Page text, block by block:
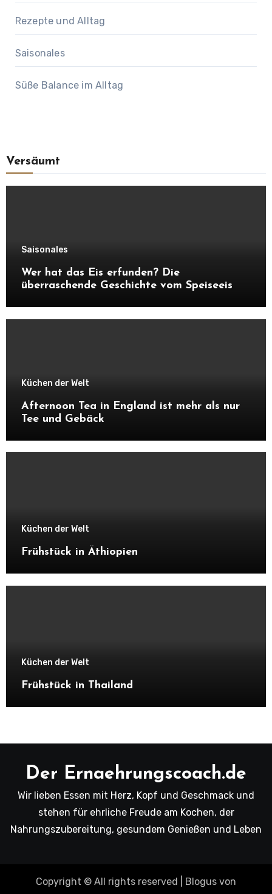
Rezepte und Alltag
Saisonales
Süße Balance im Alltag
Versäumt
Saisonales
Wer hat das Eis erfunden? Die
überraschende Geschichte vom Speiseeis
Küchen der Welt
Afternoon Tea in England ist mehr als nur
Tee und Gebäck
Küchen der Welt
Frühstück in Äthiopien
Küchen der Welt
Frühstück in Thailand
Der Ernaehrungscoach.de
Wir lieben Essen mit Herz, Kopf und Geschmack und
stehen für ehrliche Freude am Kochen, der
Nahrungszubereitung, gesundem Genießen und Leben
Copyright © All rights reserved Blogus von